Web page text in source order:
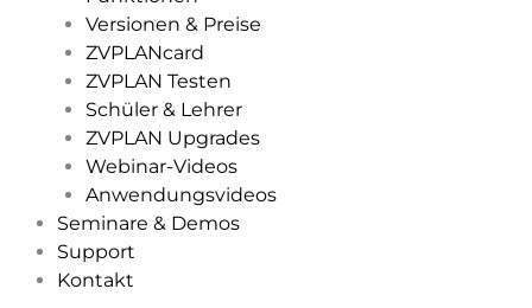
Versionen & Preise
ZVPLANcard
ZVPLAN Testen
Schüler & Lehrer
ZVPLAN Upgrades
Webinar-Videos
Anwendungsvideos
Seminare & Demos
Support
Kontakt